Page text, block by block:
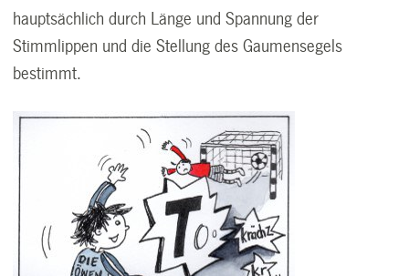
hauptsächlich durch Länge und Spannung der
Stimmlippen und die Stellung des Gaumensegels
bestimmt.